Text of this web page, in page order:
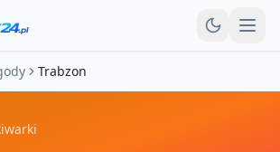
Trabzon